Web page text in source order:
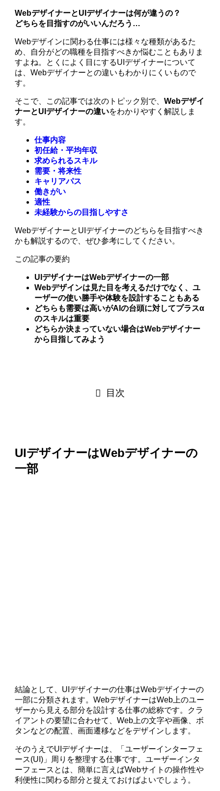
WebデザイナーとUIデザイナーは何が違うの？
どちらを目指すのがいいんだろう…
Webデザインに関わる仕事には様々な種類があるた
め、自分がどの職種を目指すべきか悩むこともありま
すよね。とくによく目にするUIデザイナーについて
は、Webデザイナーとの違いもわかりにくいもので
す。
そこで、この記事では次のトピック別で、Webデザイ
ナーとUIデザイナーの違いをわかりやすく解説しま
す。
仕事内容
初任給・平均年収
求められるスキル
需要・将来性
キャリアパス
働きがい
適性
未経験からの目指しやすさ
WebデザイナーとUIデザイナーのどちらを目指すべき
かも解説するので、ぜひ参考にしてください。
この記事の要約
UIデザイナーはWebデザイナーの一部
Webデザインは見た目を考えるだけでなく、ユ
ーザーの使い勝手や体験を設計することもある
どちらも需要は高いがAIの台頭に対してプラスα
のスキルは重要
どちらか決まっていない場合はWebデザイナー
から目指してみよう
目次
UIデザイナーはWebデザイナーの
一部
結論として、UIデザイナーの仕事はWebデザイナーの
一部に分類されます。WebデザイナーはWeb上のユー
ザーから見える部分を設計する仕事の総称です。クラ
イアントの要望に合わせて、Web上の文字や画像、ボ
タンなどの配置、画面遷移などをデザインします。
そのうえでUIデザイナーは、「ユーザーインターフェ
ース(UI)」周りを整理する仕事です。ユーザーインタ
ーフェースとは、簡単に言えばWebサイトの操作性や
利便性に関わる部分と捉えておけばよいでしょう。